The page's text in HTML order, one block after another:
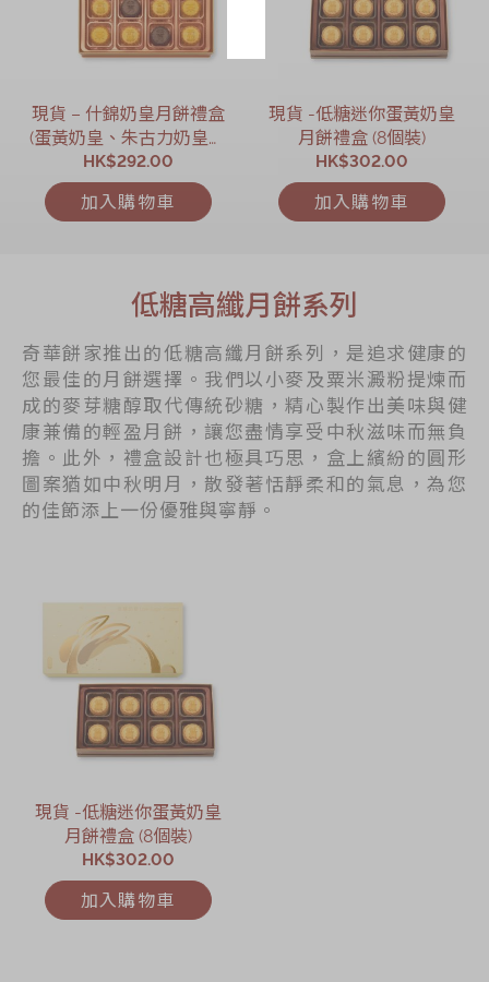
現貨 – 什錦奶皇月餅禮盒
(蛋黃奶皇、朱古力奶皇及
伯爵茶奶皇) (8個裝)
HK$292.00
加入購物車
現貨 -低糖迷你蛋黃奶皇
月餅禮盒 (8個裝)
HK$302.00
加入購物車
低糖高纖月餅系列
奇華餅家推出的低糖高纖月餅系列，是追求健康的
您最佳的月餅選擇。我們以小麥及粟米澱粉提煉而
成的麥芽糖醇取代傳統砂糖，精心製作出美味與健
康兼備的輕盈月餅，讓您盡情享受中秋滋味而無負
擔。此外，禮盒設計也極具巧思，盒上繽紛的圓形
圖案猶如中秋明月，散發著恬靜柔和的氣息，為您
的佳節添上一份優雅與寧靜。
現貨 -低糖迷你蛋黃奶皇
月餅禮盒 (8個裝)
HK$302.00
加入購物車